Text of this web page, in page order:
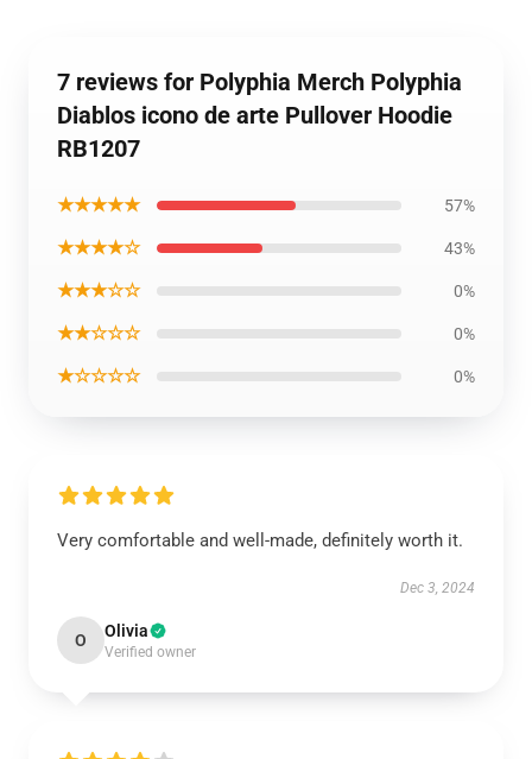
7 reviews for Polyphia Merch Polyphia
Diablos icono de arte Pullover Hoodie
RB1207
★★★★★ 57%
★★★★☆ 43%
★★★☆☆ 0%
★★☆☆☆ 0%
★☆☆☆☆ 0%
Very comfortable and well-made, definitely worth it.
Dec 3, 2024
O Olivia
Verified owner